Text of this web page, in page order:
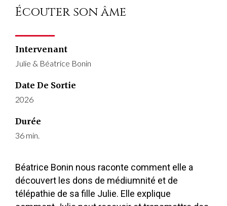
Écouter son âme
Intervenant
Julie & Béatrice Bonin
Date De Sortie
2026
Durée
36 min.
Béatrice Bonin nous raconte comment elle a
découvert les dons de médiumnité et de
télépathie de sa fille Julie. Elle explique